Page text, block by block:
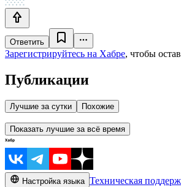
Ответить
Зарегистрируйтесь на Хабре, чтобы
Публикации
Лучшие за сутки Похожие
Показать лучшие за всё время
Настройка языка Техническая